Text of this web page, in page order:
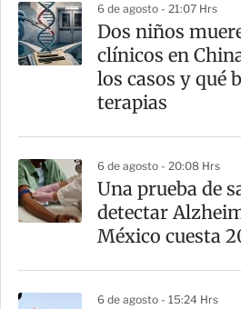
a
r
t
6 de agosto - 21:07 Hrs
Dos niños
clínicos en
los casos y qué
terapias
6 de agosto - 20:08 Hrs
Una prueba de
detectar
México cuesta
6 de agosto - 15:24 Hrs